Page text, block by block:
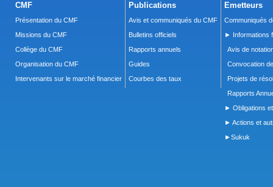
CMF
Présentation du CMF
Missions du CMF
Collège du CMF
Organisation du CMF
Intervenants sur le marché financier
Publications
Avis et communiqués du CMF
Bulletins officiels
Rapports annuels
Guides
Courbes des taux
Emetteurs
Communiqués
► Informations
Avis de
Convocation
Projets de
Rapports
► Obligations
► Actions et
►Sukuk